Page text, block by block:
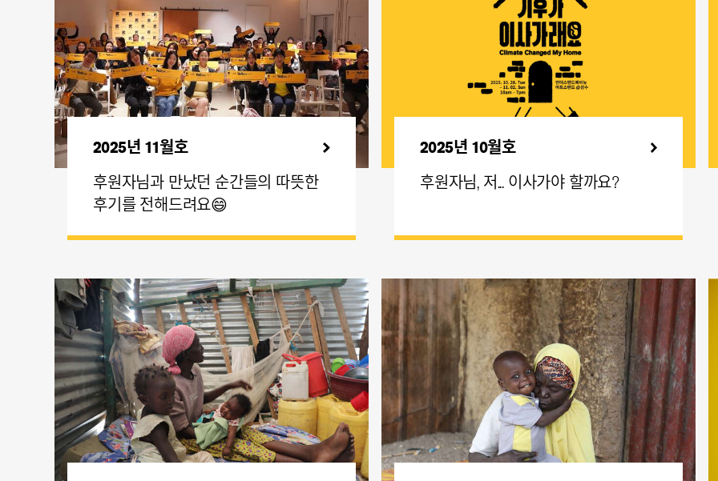
2025년 11월호
후원자님과 만났던 순간들의 따뜻한
후기를 전해드려요😄
2025년 10월호
후원자님, 저... 이사가야 할까요?